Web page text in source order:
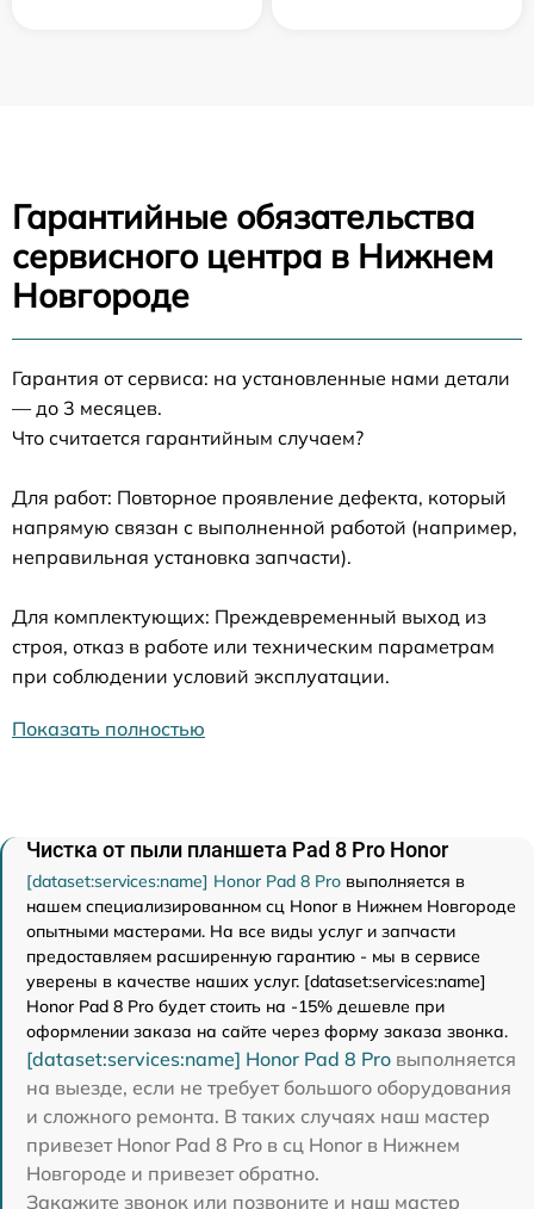
Гарантийные обязательства
сервисного центра в Нижнем
Новгороде
Гарантия от сервиса: на установленные нами детали
— до 3 месяцев.
Что считается гарантийным случаем?
Для работ: Повторное проявление дефекта, который
напрямую связан с выполненной работой (например,
неправильная установка запчасти).
Для комплектующих: Преждевременный выход из
строя, отказ в работе или техническим параметрам
при соблюдении условий эксплуатации.
Показать полностью
Чистка от пыли планшета Pad 8 Pro Honor
[dataset:services:name] Honor Pad 8 Pro выполняется в
нашем специализированном сц Honor в Нижнем Новгороде
опытными мастерами. На все виды услуг и запчасти
предоставляем расширенную гарантию - мы в сервисе
уверены в качестве наших услуг. [dataset:services:name]
Honor Pad 8 Pro будет стоить на -15% дешевле при
оформлении заказа на сайте через форму заказа звонка.
[dataset:services:name] Honor Pad 8 Pro выполняется
на выезде, если не требует большого оборудования
и сложного ремонта. В таких случаях наш мастер
привезет Honor Pad 8 Pro в сц Honor в Нижнем
Новгороде и привезет обратно.
Закажите звонок или позвоните и наш мастер